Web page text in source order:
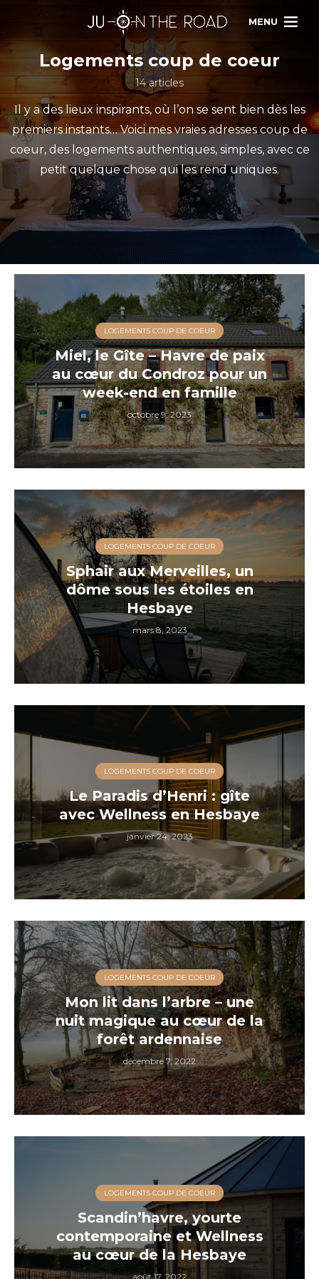
MENU
Logements coup de coeur
14 articles
Il y a des lieux inspirants, où l’on se sent bien dès les
premiers instants… Voici mes vraies adresses coup de
coeur, des logements authentiques, simples, avec ce
petit quelque chose qui les rend uniques.
LOGEMENTS COUP DE COEUR
Miel, le Gîte – Havre de paix
au cœur du Condroz pour un
week-end en famille
octobre 9, 2023
LOGEMENTS COUP DE COEUR
Sphair aux Merveilles, un
dôme sous les étoiles en
Hesbaye
mars 8, 2023
LOGEMENTS COUP DE COEUR
Le Paradis d’Henri : gîte
avec Wellness en Hesbaye
janvier 24, 2023
LOGEMENTS COUP DE COEUR
Mon lit dans l’arbre – une
nuit magique au cœur de la
forêt ardennaise
décembre 7, 2022
LOGEMENTS COUP DE COEUR
Scandin’havre, yourte
contemporaine et Wellness
au cœur de la Hesbaye
août 17, 2022